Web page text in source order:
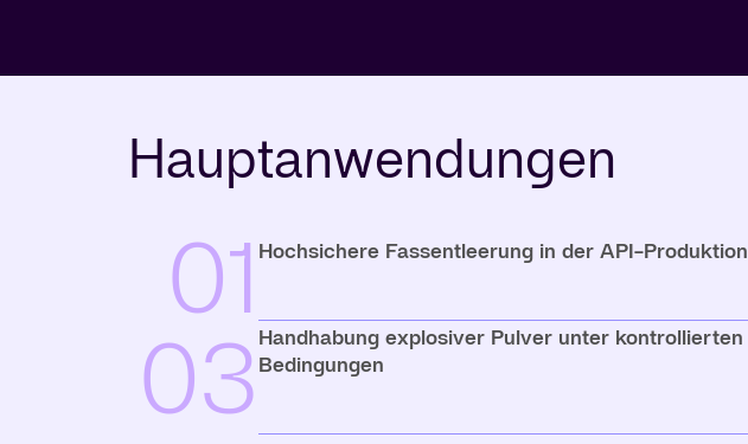
Hauptanwendungen
01 Hochsichere Fassentleerung in der API-Produktion
03 Handhabung explosiver Pulver unter kontrollierten
Bedingungen